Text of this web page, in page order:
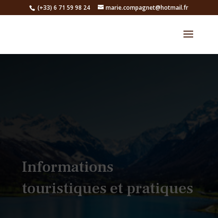
(+33) 6 71 59 98 24 marie.compagnet@hotmail.fr
Informations
touristiques et pratiques